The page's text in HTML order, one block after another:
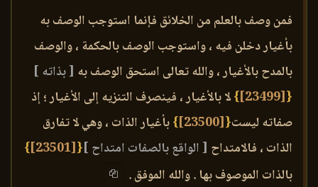
فمن وصف بالعلم من الخلائق فإنما استوجب الوصف به
بأغيار دخلن فيه ، واستوجب الوصف بالحكمة ، والوصف
بالمدح بالأغيار ، والله تعالى استحق الوصف به [ بذاته ]
{
[23499]
}لا بالأغيار ، فينصرف التنزيه إلى الأغيار ؛ إذ
صفاته ليست{
[23500]
}بأغيار الذات ، وهي لا تفارق
الذات ، فالامتداح [ الواقع بالصفات امتداح ]{
[23501]
}
بالذات الموصوف بها . والله الموفق .